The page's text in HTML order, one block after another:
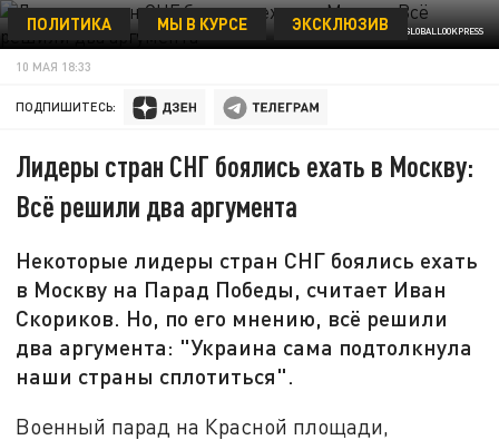
CAO YANG/GLOBALLOOKPRESS
ПОЛИТИКА МЫ В КУРСЕ ЭКСКЛЮЗИВ
10 МАЯ 18:33
ПОДПИШИТЕСЬ:
Лидеры стран СНГ боялись ехать в Москву:
Всё решили два аргумента
Некоторые лидеры стран СНГ боялись ехать
в Москву на Парад Победы, считает Иван
Скориков. Но, по его мнению, всё решили
два аргумента: "Украина сама подтолкнула
наши страны сплотиться".
Военный парад на Красной площади,